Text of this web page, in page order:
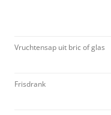
Vruchtensap uit bric of glas
Frisdrank